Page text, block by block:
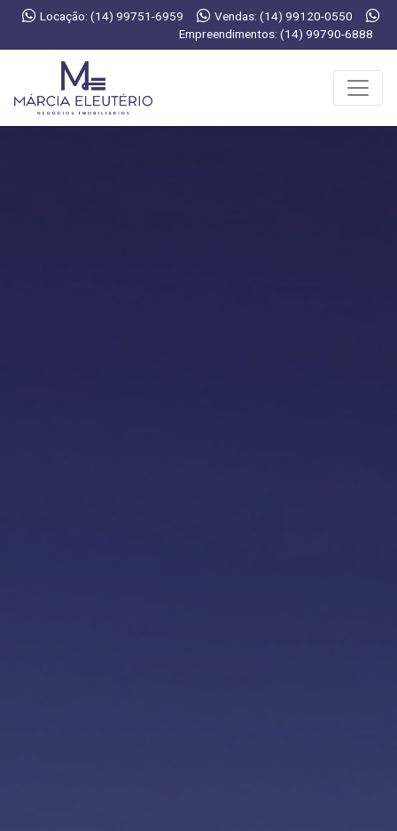
Locação: (14) 99751-6959
Vendas: (14) 99120-0550
Empreendimentos: (14) 99790-6888